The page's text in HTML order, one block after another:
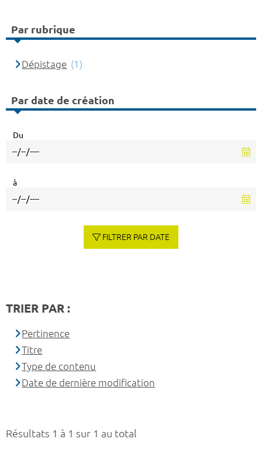
Résultats 1 à 1 sur 1 au total
Par rubrique
Dépistage (1)
Par date de création
Du
à
FILTRER PAR DATE
TRIER PAR :
Pertinence
Titre
Type de contenu
Date de dernière modification